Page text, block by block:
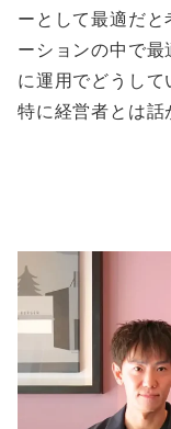
ーとして最適だ
ーションの中で
に運用でどうして
特に経営者とは話